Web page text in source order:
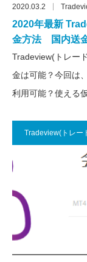
2020.03.2
2020年最新
金方法 国内送
Tradeview(トレ
金は可能？今回は
利用可能？使える
Tradeview(トレー